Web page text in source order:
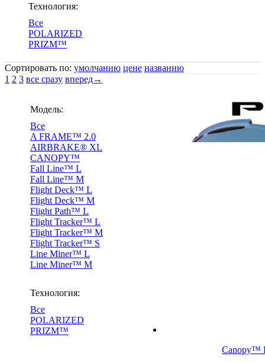
Технология:
Все
POLARIZED
PRIZM™
Сортировать по: умолчанию цене названию
1 2 3 все сразу вперед→
Модель:
Все
A FRAME™ 2.0
AIRBRAKE® XL
CANOPY™
Fall Line™ L
Fall Line™ M
Flight Deck™ L
Flight Deck™ M
Flight Path™ L
Flight Tracker™ L
Flight Tracker™ M
Flight Tracker™ S
Line Miner™ L
Line Miner™ M
Технология:
Все
POLARIZED
PRIZM™
Canopy™